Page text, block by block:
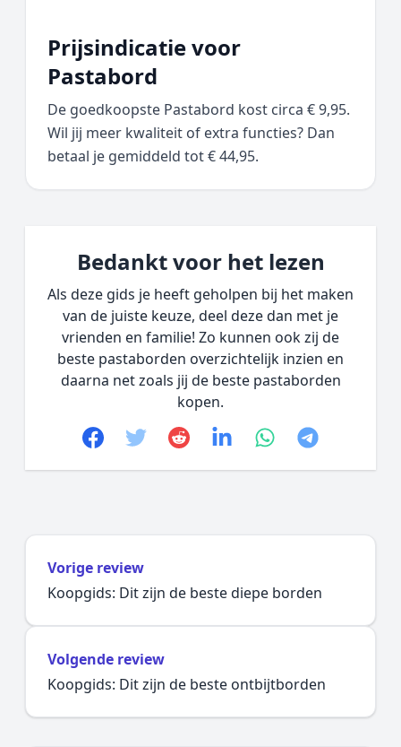
Prijsindicatie voor
Pastabord
De goedkoopste Pastabord kost circa € 9,95.
Wil jij meer kwaliteit of extra functies? Dan
betaal je gemiddeld tot € 44,95.
Bedankt voor het lezen
Als deze gids je heeft geholpen bij het maken
van de juiste keuze, deel deze dan met je
vrienden en familie! Zo kunnen ook zij de
beste pastaborden overzichtelijk inzien en
daarna net zoals jij de beste pastaborden
kopen.
Facebook
TwitterRedditlinkedinwhatsapp
telegram
Vorige review
Koopgids: Dit zijn de beste diepe borden
Volgende review
Koopgids: Dit zijn de beste ontbijtborden